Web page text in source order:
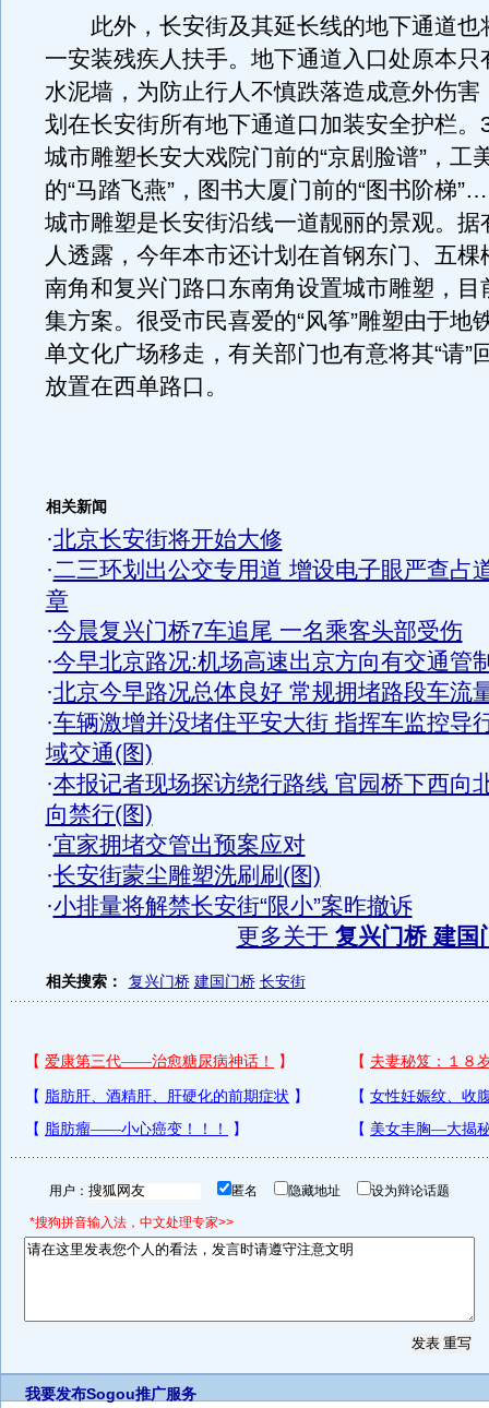
此外，长安街及其延长线的地下通道也
一安装残疾人扶手。地下通道入口处原本只
水泥墙，为防止行人不慎跌落造成意外伤害
划在长安街所有地下通道口加装安全护栏。
城市雕塑长安大戏院门前的“京剧脸谱”，工
的“马踏飞燕”，图书大厦门前的“图书阶梯
城市雕塑是长安街沿线一道靓丽的景观。据
人透露，今年本市还计划在首钢东门、五棵
南角和复兴门路口东南角设置城市雕塑，目
集方案。很受市民喜爱的“风筝”雕塑由于地
单文化广场移走，有关部门也有意将其“请”
放置在西单路口。
相关新闻
·北京长安街将开始大修
·二三环划出公交专用道 增设电子眼严查占
章
·今晨复兴门桥7车追尾 一名乘客头部受伤
·今早北京路况:机场高速出京方向有交通管
·北京今早路况总体良好 常规拥堵路段车流
·车辆激增并没堵住平安大街 指挥车监控导
域交通(图)
·本报记者现场探访绕行路线 官园桥下西向
向禁行(图)
·宜家拥堵交管出预案应对
·长安街蒙尘雕塑洗刷刷(图)
·小排量将解禁长安街“限小”案昨撤诉
更多关于 复兴门桥 建国
相关搜索： 复兴门桥 建国门桥 长安街
用户： 匿名 隐藏地址 设为辩论话题
*搜狗拼音输入法，中文处理专家>>
我要发布Sogou推广服务